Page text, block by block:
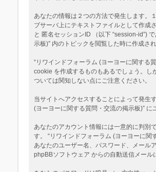
あなたの情報は２つの方法で発生します。
ブサーバ上にテキストファイルとして作成
と 匿名セッションID （以下 “session-id”)
示板)” 内のトピックを閲覧した時に作成さ
“リワインドフォーラム (ヨーヨーに関する
cookie を作成するものもあるでしょう。し
ついては関知しない点にご注意ください。
当サイトへアクセスすることによって発生
(ヨーヨーに関する質問・交流の掲示板)” に
あなたのアカウント情報には一意的に判別
す。 “リワインドフォーラム (ヨーヨーに
あなたのユーザー名、パスワード、メール
phpBBソフトウェア からの自動送信メール